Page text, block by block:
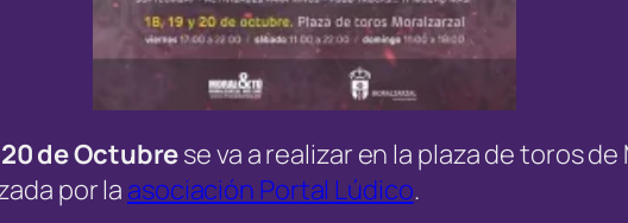
de Octubrese va a realizar en la plaza de toros
por laasociación Portal Lúdico.